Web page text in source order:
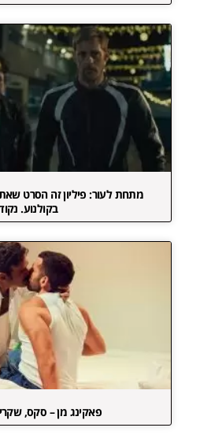
מתחת לעור: פיליון זה הסרט
בקולנוע.
פאקינג מן – סקס,